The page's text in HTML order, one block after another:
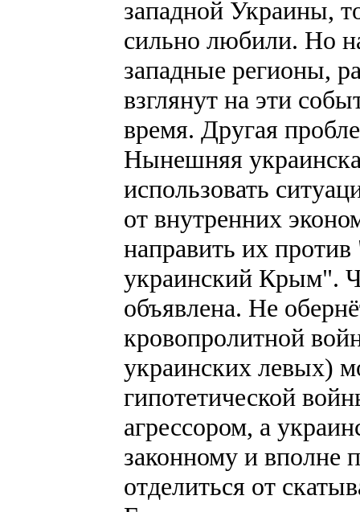
западной Украины,
сильно любили. Но
западные регионы,
взглянут на эти
время. Другая
Нынешняя
использовать
от внутренних
направить их
украинский Крым".
объявлена. Не
кровопролитной
украинских левых)
гипотетической
агрессором, а
законному и вполне
отделиться от